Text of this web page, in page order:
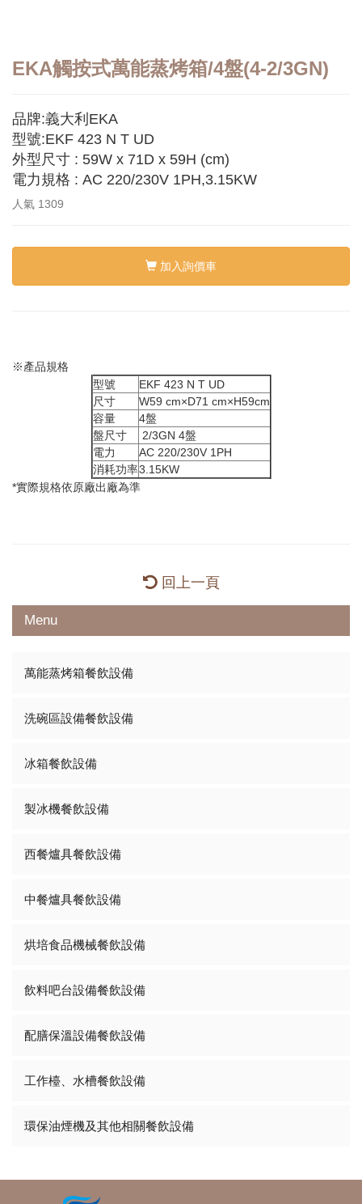
EKA觸按式萬能蒸烤箱/4盤(4-2/3GN)
品牌:義大利EKA
型號:EKF 423 N T UD
外型尺寸 : 59W x 71D x 59H (cm)
電力規格 : AC 220/230V 1PH,3.15KW
人氣 1309
加入詢價車
※產品規格
型號
EKF 423 N T UD
尺寸
W59 cm×D71 cm×H59cm
容量
4盤
盤尺寸
2/3GN 4盤
電力
AC 220/230V 1PH
消耗功率3.15KW
*實際規格依原廠出廠為準
回上一頁
Menu
萬能蒸烤箱餐飲設備
洗碗區設備餐飲設備
冰箱餐飲設備
製冰機餐飲設備
西餐爐具餐飲設備
中餐爐具餐飲設備
烘培食品機械餐飲設備
飲料吧台設備餐飲設備
配膳保溫設備餐飲設備
工作檯、水槽餐飲設備
環保油煙機及其他相關餐飲設備